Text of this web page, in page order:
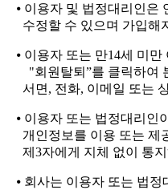
⦁ 이용자 및 법정대리인은
수정할 수 있으며 가입해지
⦁ 이용자 또는 만14세 미만
"회원탈퇴 ”를 클릭하여
서면 , 전화, 이메일 또는
⦁ 이용자 또는 법정대리인
개인정보를 이용 또는 제
제 3자에게 지체 없이 통
⦁ 회사는 이용자 또는 법